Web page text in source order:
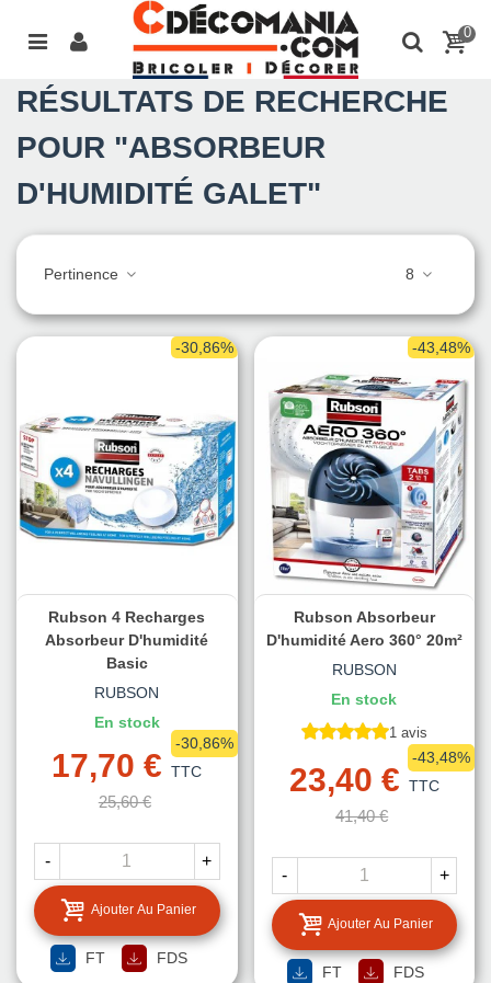
0
RÉSULTATS DE RECHERCHE
POUR "ABSORBEUR
D'HUMIDITÉ GALET"
Pertinence 8
-30,86%
Rubson 4 Recharges
Absorbeur D'humidité
Basic
RUBSON
En stock
17,70 € TTC
25,60 €
-30,86%
- +
Ajouter Au Panier
FT FDS
-43,48%
Rubson Absorbeur
D'humidité Aero 360° 20m²
RUBSON
En stock
1 avis
23,40 € TTC
41,40 €
-43,48%
- +
Ajouter Au Panier
FT FDS